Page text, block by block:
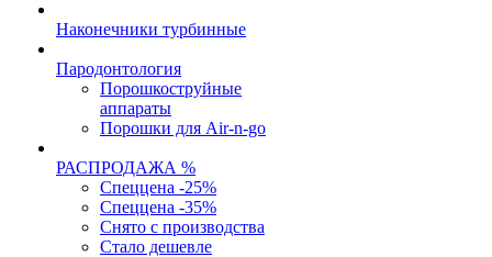
Наконечники турбинные
Пародонтология
Порошкоструйные
аппараты
Порошки для Air-n-go
РАСПРОДАЖА %
Спеццена -25%
Спеццена -35%
Снято с производства
Стало дешевле